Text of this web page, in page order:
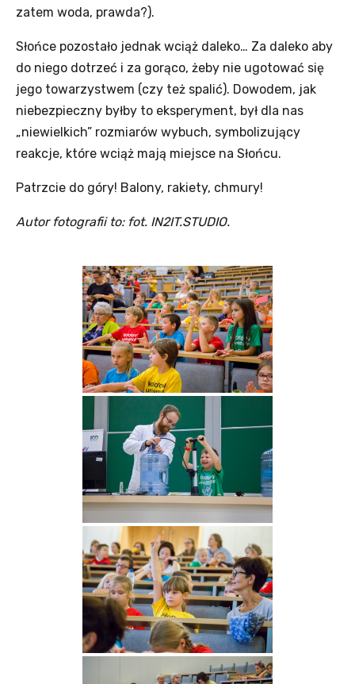
zatem woda, prawda?).
Słońce pozostało jednak wciąż daleko… Za daleko aby
do niego dotrzeć i za gorąco, żeby nie ugotować się
jego towarzystwem (czy też spalić). Dowodem, jak
niebezpieczny byłby to eksperyment, był dla nas
„niewielkich” rozmiarów wybuch, symbolizujący
reakcje, które wciąż mają miejsce na Słońcu.
Patrzcie do góry! Balony, rakiety, chmury!
Autor fotografii to: fot. IN2IT.STUDIO.